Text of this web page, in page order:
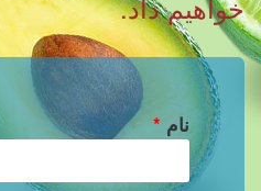
نام *